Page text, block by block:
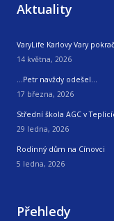
Aktuality
VaryLife Karlovy Vary
14 května, 2026
…Petr navždy odešel…
17 března, 2026
Střední škola AGC v
29 ledna, 2026
Rodinný dům na Cínovci
5 ledna, 2026
Přehledy